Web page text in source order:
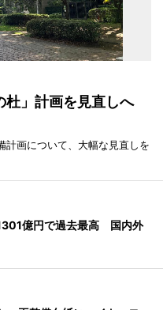
杜」計画を見直しへ
計画について、大幅な見直しを
億円で過去最高 国内外